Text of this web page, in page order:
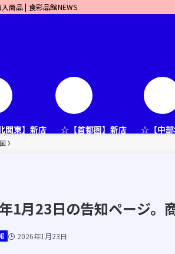
商品 | 食彩品館NEWS
関東】新店 ☆【首都圏】新店 ☆【中部
1月23日の告知ページ。
2026年1月23日